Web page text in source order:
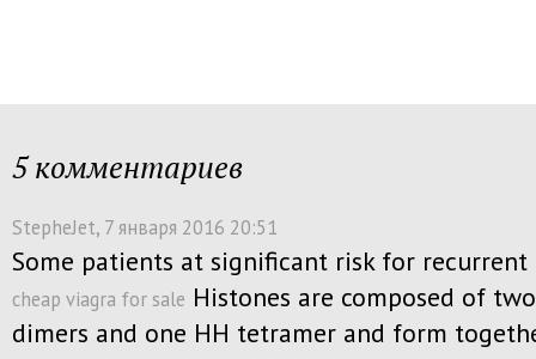
5 комментариев
StepheJet, 7 января 2016 20:51
Some patients at significant risk for recurrent
cheap viagra for sale Histones are composed of
dimers and one HH tetramer and form